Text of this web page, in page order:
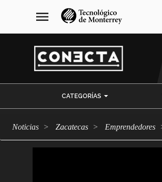
navegación
principal
menu
CATEGORÍAS
Noticias Zacatecas emprendedores